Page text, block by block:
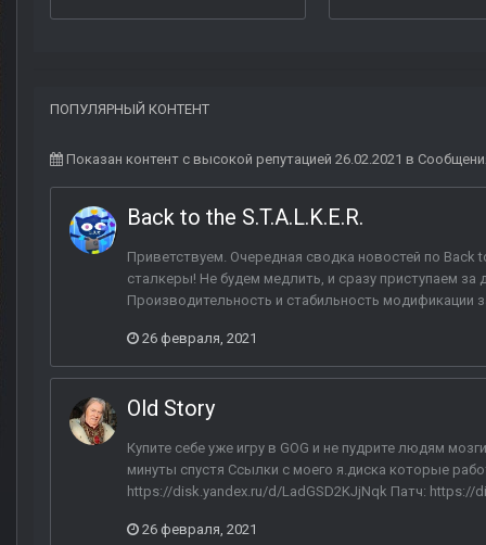
ПОПУЛЯРНЫЙ КОНТЕНТ
Показан контент с высокой репутацией 26.02.2021 в
Back to the S.T.A.L.K.E.R.
Приветствуем. Очередная сводка новостей по Back
сталкеры! Не будем медлить, и сразу приступаем
Производительность и стабильность модификации
26 февраля, 2021
Old Story
Купите себе уже игру в GOG и не пудрите людям
минуты спустя Ссылки с моего я.диска которые
https://disk.yandex.ru/d/LadGSD2KJjNqk Патч: https://
26 февраля, 2021